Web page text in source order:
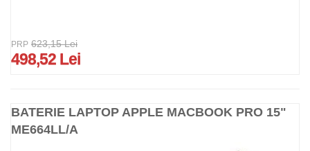
PRP 623,15 Lei
498,52 Lei
BATERIE LAPTOP APPLE MACBOOK PRO 15"
ME664LL/A